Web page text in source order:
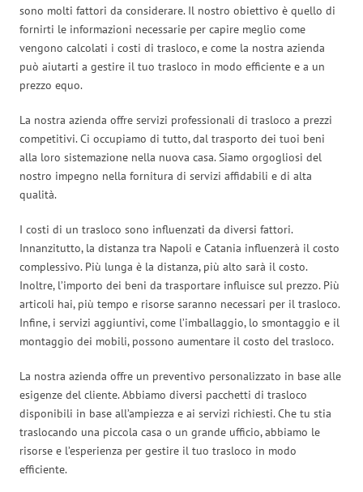
sono molti fattori da considerare. Il nostro obiettivo è quello di
fornirti le informazioni necessarie per capire meglio come
vengono calcolati i costi di trasloco, e come la nostra azienda
può aiutarti a gestire il tuo trasloco in modo efficiente e a un
prezzo equo.
La nostra azienda offre servizi professionali di trasloco a prezzi
competitivi. Ci occupiamo di tutto, dal trasporto dei tuoi beni
alla loro sistemazione nella nuova casa. Siamo orgogliosi del
nostro impegno nella fornitura di servizi affidabili e di alta
qualità.
I costi di un trasloco sono influenzati da diversi fattori.
Innanzitutto, la distanza tra Napoli e Catania influenzerà il costo
complessivo. Più lunga è la distanza, più alto sarà il costo.
Inoltre, l’importo dei beni da trasportare influisce sul prezzo. Più
articoli hai, più tempo e risorse saranno necessari per il trasloco.
Infine, i servizi aggiuntivi, come l’imballaggio, lo smontaggio e il
montaggio dei mobili, possono aumentare il costo del trasloco.
La nostra azienda offre un preventivo personalizzato in base alle
esigenze del cliente. Abbiamo diversi pacchetti di trasloco
disponibili in base all’ampiezza e ai servizi richiesti. Che tu stia
traslocando una piccola casa o un grande ufficio, abbiamo le
risorse e l’esperienza per gestire il tuo trasloco in modo
efficiente.